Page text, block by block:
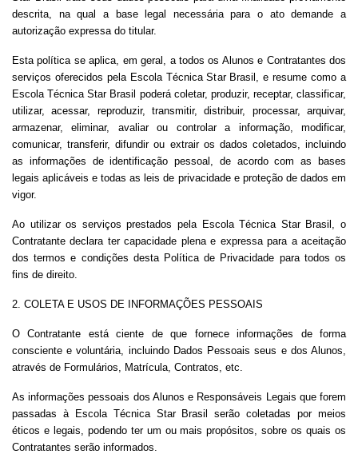
descrita, na qual a base legal necessária para o ato demande a
autorização expressa do titular.
Esta política se aplica, em geral, a todos os Alunos e Contratantes dos
serviços oferecidos pela Escola Técnica Star Brasil, e resume como a
Escola Técnica Star Brasil poderá coletar, produzir, receptar, classificar,
utilizar, acessar, reproduzir, transmitir, distribuir, processar, arquivar,
armazenar, eliminar, avaliar ou controlar a informação, modificar,
comunicar, transferir, difundir ou extrair os dados coletados, incluindo
as informações de identificação pessoal, de acordo com as bases
legais aplicáveis e todas as leis de privacidade e proteção de dados em
vigor.
Ao utilizar os serviços prestados pela Escola Técnica Star Brasil, o
Contratante declara ter capacidade plena e expressa para a aceitação
dos termos e condições desta Política de Privacidade para todos os
fins de direito.
2. COLETA E USOS DE INFORMAÇÕES PESSOAIS
O Contratante está ciente de que fornece informações de forma
consciente e voluntária, incluindo Dados Pessoais seus e dos Alunos,
através de Formulários, Matrícula, Contratos, etc.
As informações pessoais dos Alunos e Responsáveis Legais que forem
passadas à Escola Técnica Star Brasil serão coletadas por meios
éticos e legais, podendo ter um ou mais propósitos, sobre os quais os
Contratantes serão informados.